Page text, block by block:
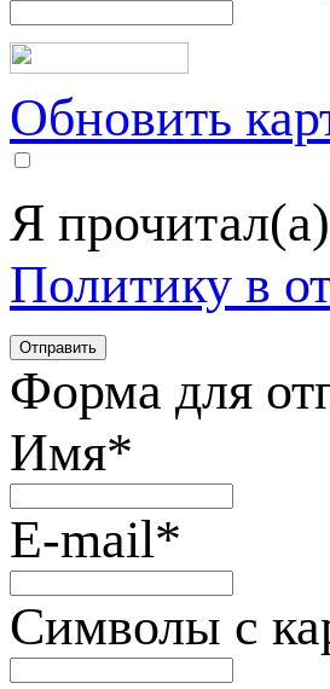
Обновить
Я
Политику в
Форма для
Имя*
E-mail*
Символы с